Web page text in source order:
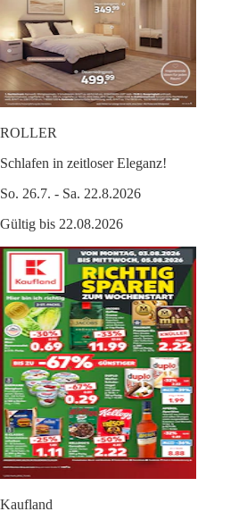
ROLLER
Schlafen in zeitloser Eleganz!
So. 26.7. - Sa. 22.8.2026
Gültig bis 22.08.2026
Kaufland